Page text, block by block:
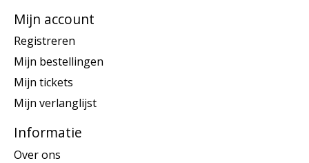
Mijn account
Registreren
Mijn bestellingen
Mijn tickets
Mijn verlanglijst
Informatie
Over ons